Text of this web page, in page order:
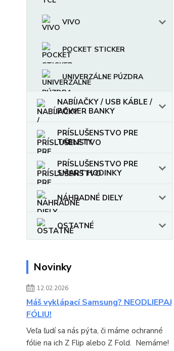
VIVO
POCKET STICKER
UNIVERZÁLNE PÚZDRA
NABÍJAČKY / USB KÁBLE /
POWER BANKY
PRÍSLUŠENSTVO PRE
TABLETY
PRÍSLUŠENSTVO PRE
SMART HODINKY
NÁHRADNÉ DIELY
OSTATNÉ
Novinky
12.02.2026
Máš vyklápací Samsung? NEODLIEPAJ
FÓLIU!
Veľa ľudí sa nás pýta, či máme ochranné
fólie na ich Z Flip alebo Z Fold. Nemáme!